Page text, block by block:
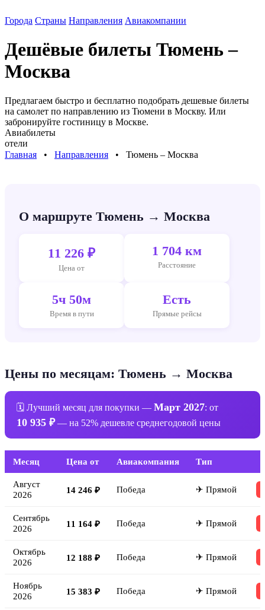
Города Страны Направления Авиакомпании
Дешёвые билеты Тюмень –
Москва
Предлагаем быстро и бесплатно подобрать дешевые билеты
на самолет по направлению из Тюмени в Москву. Или
забронируйте гостиницу в Москве.
Авиабилеты
отели
Главная ⠀•⠀ Направления ⠀•⠀ Тюмень – Москва
О маршруте Тюмень → Москва
11 226 ₽
Цена от
1 704 км
Расстояние
5ч 50м
Время в пути
Есть
Прямые рейсы
Цены по месяцам: Тюмень → Москва
🗓 Лучший месяц для покупки — Март 2027: от
10 935 ₽— на 52% дешевле среднегодовой цены
Месяц Цена от Авиакомпания Тип
Август
2026
14 246 ₽ Победа ✈ Прямой
Сентябрь
2026
11 164 ₽ Победа ✈ Прямой
Октябрь
2026
12 188 ₽ Победа ✈ Прямой
Ноябрь
2026
15 383 ₽ Победа ✈ Прямой